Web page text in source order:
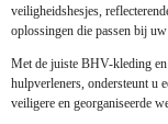
veiligheidshesjes,
oplossingen die passen bij
Met de juiste BHV-kleding en
hulpverleners, ondersteunt u
veiligere en georganiseerde